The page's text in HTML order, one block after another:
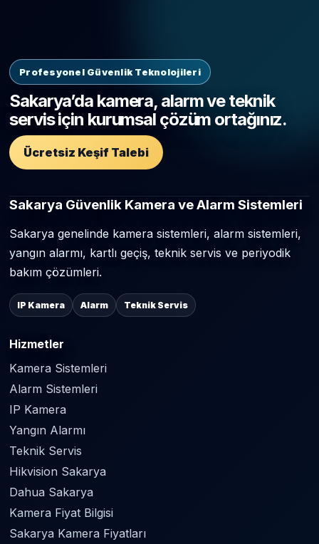
Profesyonel Güvenlik Teknolojileri
Sakarya’da kamera, alarm ve teknik
servis için kurumsal çözüm ortağınız.
Ücretsiz Keşif Talebi
Sakarya Güvenlik Kamera ve Alarm Sistemleri
Sakarya genelinde kamera sistemleri, alarm sistemleri,
yangın alarmı, kartlı geçiş, teknik servis ve periyodik
bakım çözümleri.
IP Kamera Alarm Teknik Servis
Hizmetler
Kamera Sistemleri
Alarm Sistemleri
IP Kamera
Yangın Alarmı
Teknik Servis
Hikvision Sakarya
Dahua Sakarya
Kamera Fiyat Bilgisi
Sakarya Kamera Fiyatları